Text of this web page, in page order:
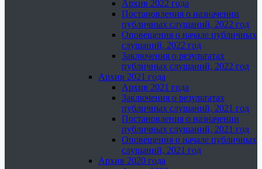
Архив 2022 года
Постановления о назначении
публичных слушаний, 2022 год
Оповещения о начале публичных
слушаний, 2022 год
Заключения о результатах
публичных слушаний, 2022 год
Архив 2021 года
Архив 2021 года
Заключения о результатах
публичных слушаний, 2021 год
Постановления о назначении
публичных слушаний, 2021 год
Оповещения о начале публичных
слушаний, 2021 год
Архив 2020 года